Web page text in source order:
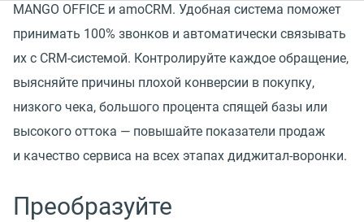
MANGO OFFICE и amoCRM. Удобная система поможет
принимать 100% звонков и автоматически связывать
их с CRM-системой. Контролируйте каждое обращение,
выясняйте причины плохой конверсии в покупку,
низкого чека, большого процента спящей базы или
высокого оттока — повышайте показатели продаж
и качество сервиса на всех этапах диджитал-воронки.
Преобразуйте